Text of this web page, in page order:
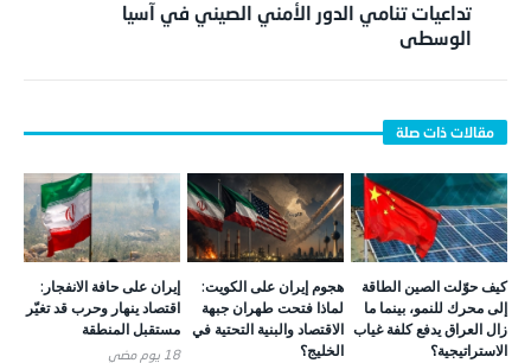
تداعيات تنامي الدور الأمني الصيني في آسيا
الوسطى
كيف حوّلت الصين الطاقة
إلى محرك للنمو، بينما ما
زال العراق يدفع كلفة غياب
الاستراتيجية؟
هجوم إيران على الكويت:
لماذا فتحت طهران جبهة
الاقتصاد والبنية التحتية في
الخليج؟
إيران على حافة الانفجار:
اقتصاد ينهار وحرب قد تغيّر
مستقبل المنطقة
18 يوم ‎مضي